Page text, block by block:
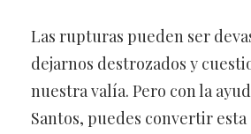
Las rupturas pueden ser
dejarnos destrozados y
nuestra valía. Pero con la
Santos, puedes convertir